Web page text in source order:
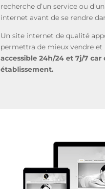
recherche d’un service ou
internet avant de se rendre
Un site internet de qualité
permettra de mieux vendre
accessible 24h/24 et 7j/7
établissement.